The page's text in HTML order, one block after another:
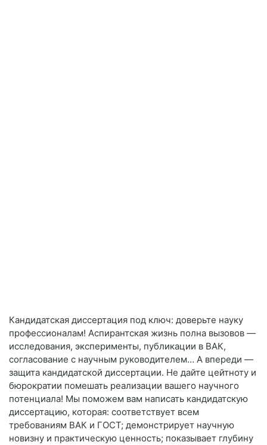
Кандидатская диссертация под ключ: доверьте науку
профессионалам! Аспирантская жизнь полна вызовов —
исследования, эксперименты, публикации в ВАК,
согласование с научным руководителем… А впереди —
защита кандидатской диссертации. Не дайте цейтноту и
бюрократии помешать реализации вашего научного
потенциала! Мы поможем вам написать кандидатскую
диссертацию, которая: соответствует всем
требованиям ВАК и ГОСТ; демонстрирует научную
новизну и практическую ценность; показывает глубину